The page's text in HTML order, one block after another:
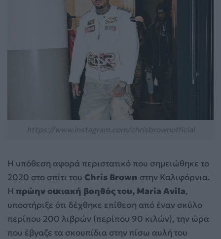
Η υπόθεση αφορά περιστατικό που σημειώθηκε το
2020 στο σπίτι του Chris Brown στην Καλιφόρνια.
Η πρώην οικιακή βοηθός του, Maria Avila,
υποστήριξε ότι δέχθηκε επίθεση από έναν σκύλο
περίπου 200 λιβρών (περίπου 90 κιλών), την ώρα
που έβγαζε τα σκουπίδια στην πίσω αυλή του